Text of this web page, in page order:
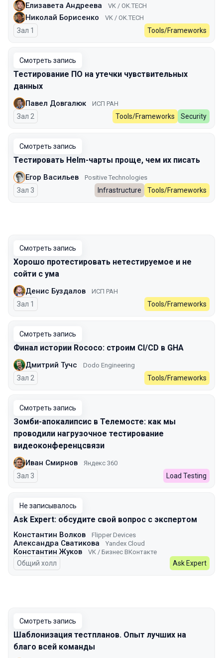
Елизавета Андреева VK / OK.TECH
Николай Борисенко VK / OK.TECH
Зал 1 Tools/Frameworks
Смотреть запись
Тестирование ПО на утечки чувствительных
данных
Павел Довгалюк ИСП РАН
Зал 2 Tools/Frameworks Security
Смотреть запись
Тестировать Helm-чарты проще, чем их писать
Егор Васильев Positive Technologies
Зал 3 Infrastructure Tools/Frameworks
Смотреть запись
Хорошо протестировать нетестируемое и не
сойти с ума
Денис Буздалов ИСП РАН
Зал 1 Tools/Frameworks
Смотреть запись
Финал истории Rococo: строим CI/CD в GHA
Дмитрий Тучс Dodo Engineering
Зал 2 Tools/Frameworks
Смотреть запись
Зомби-апокалипсис в Телемосте: как мы
проводили нагрузочное тестирование
видеоконференцсвязи
Иван Смирнов Яндекс 360
Зал 3 Load Testing
Не записывалось
Ask Expert: обсудите свой вопрос с экспертом
Константин Волков Flipper Devices
Александра Сватикова Yandex Cloud
Константин Жуков VK / Бизнес ВКонтакте
Общий холл Ask Expert
Смотреть запись
Шаблонизация тестпланов. Опыт лучших на
благо всей команды